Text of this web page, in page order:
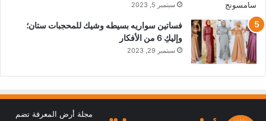
سبتمبر 5, 2023
فساتين سواريه بسيطه وشيك للمحجبات ستان؛
وإليكِ 6 من الأفكار
سبتمبر 29, 2023
مجلة أرض المعرفة تضم